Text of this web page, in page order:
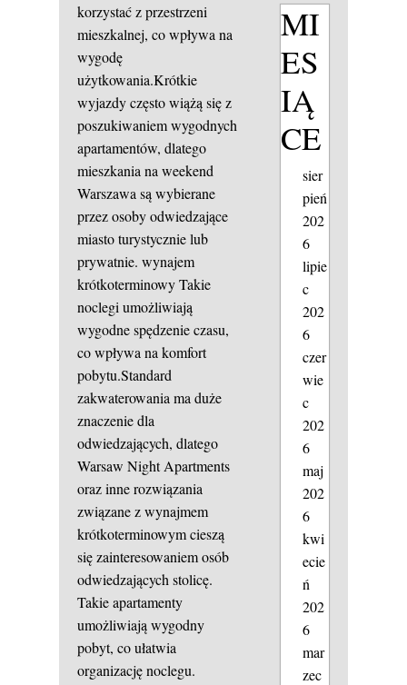
korzystać z przestrzeni
mieszkalnej, co wpływa na
wygodę
użytkowania.Krótkie
wyjazdy często wiążą się z
poszukiwaniem wygodnych
apartamentów, dlatego
mieszkania na weekend
Warszawa są wybierane
przez osoby odwiedzające
miasto turystycznie lub
prywatnie. wynajem
krótkoterminowyTakie
noclegi umożliwiają
wygodne spędzenie czasu,
co wpływa na komfort
pobytu.Standard
zakwaterowania ma duże
znaczenie dla
odwiedzających, dlatego
Warsaw Night Apartments
oraz inne rozwiązania
związane z wynajmem
krótkoterminowym cieszą
się zainteresowaniem osób
odwiedzających stolicę.
Takie apartamenty
umożliwiają wygodny
pobyt, co ułatwia
organizację noclegu.
MI
ES
IĄ
CE
sier
pień
202
6
lipie
c
202
6
czer
wie
c
202
6
maj
202
6
kwi
ecie
ń
202
6
mar
zec